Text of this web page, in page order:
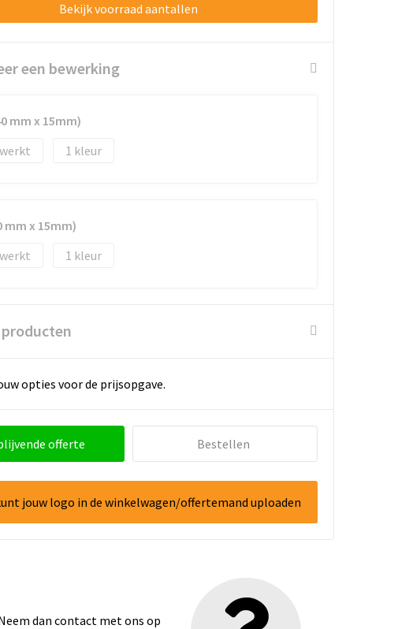
Bekijk voorraad aantallen
een bewerking
mm x 15mm)
1
mm x 15mm)
1
opties voor de prijsopgave.
offerte Bestellen
jouw logo in de winkelwagen/offertemand uploaden
dan contact met ons op